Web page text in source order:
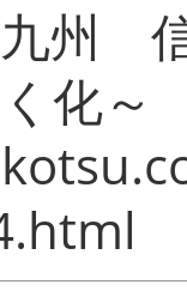
州 信
化～